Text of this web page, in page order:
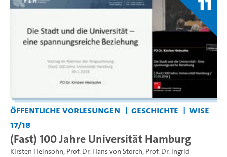
Öffentliche Vorlesungen Geschichte
WiSe
17/18
(Fast) 100 Jahre Universität Hamburg
Kirsten Heinsohn, Prof. Dr. Hans von Storch, Prof. Dr. Ingrid